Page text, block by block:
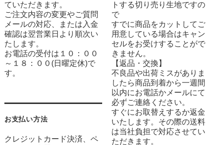
ていただきます。
ご注文内容の変更やご質問
メールの対応、または入金
確認は翌営業日より順次い
たします。
お電話の受付は１０：００
～１８：００(日曜定休)で
す。
お支払い方法
クレジットカード決済、ペ
トする切り売り生地ですの
で
すでに商品をカットしてご
用意している場合はキャン
セルをお受けすることがで
きません。
【返品・交換】
不良品や出荷ミスがありま
したら商品到着から一週間
以内にお電話かメールにて
必ずご連絡ください。
すぐにお取替えするか返金
いたします。その際の送料
は当社負担で対応させてい
ただきます。